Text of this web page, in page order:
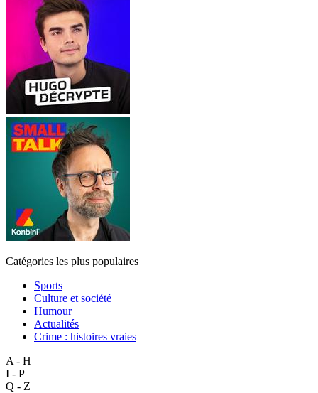
Catégories les plus populaires
Sports
Culture et société
Humour
Actualités
Crime : histoires vraies
A - H
I - P
Q - Z